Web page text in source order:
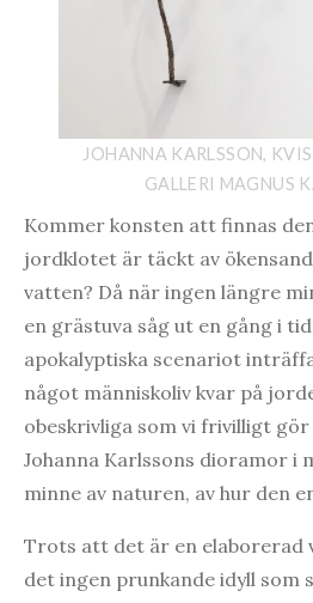
JOHANNA KARLSSON,
GALLERI MAGNUS
Kommer konsten att finnas
jordklotet är täckt av
vatten? Då när ingen längre
en grästuva såg ut en gång i
apokalyptiska scenariot
något människoliv kvar på
obeskrivliga som vi frivilligt
Johanna Karlssons dioramor i
minne av naturen, av hur den
Trots att det är en elaborerad
det ingen prunkande idyll som